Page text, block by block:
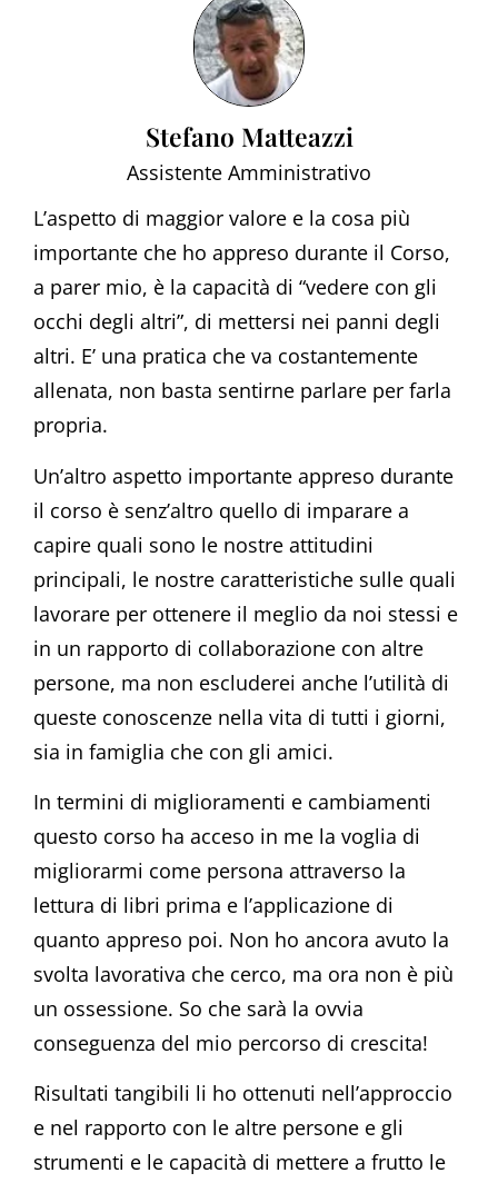
Stefano Matteazzi
Assistente Amministrativo
L’aspetto di maggior valore e la cosa più
importante che ho appreso durante il Corso,
a parer mio, è la capacità di “vedere con gli
occhi degli altri”, di mettersi nei panni degli
altri. E’ una pratica che va costantemente
allenata, non basta sentirne parlare per farla
propria.
Un’altro aspetto importante appreso durante
il corso è senz’altro quello di imparare a
capire quali sono le nostre attitudini
principali, le nostre caratteristiche sulle quali
lavorare per ottenere il meglio da noi stessi e
in un rapporto di collaborazione con altre
persone, ma non escluderei anche l’utilità di
queste conoscenze nella vita di tutti i giorni,
sia in famiglia che con gli amici.
In termini di miglioramenti e cambiamenti
questo corso ha acceso in me la voglia di
migliorarmi come persona attraverso la
lettura di libri prima e l’applicazione di
quanto appreso poi. Non ho ancora avuto la
svolta lavorativa che cerco, ma ora non è più
un ossessione. So che sarà la ovvia
conseguenza del mio percorso di crescita!
Risultati tangibili li ho ottenuti nell’approccio
e nel rapporto con le altre persone e gli
strumenti e le capacità di mettere a frutto le